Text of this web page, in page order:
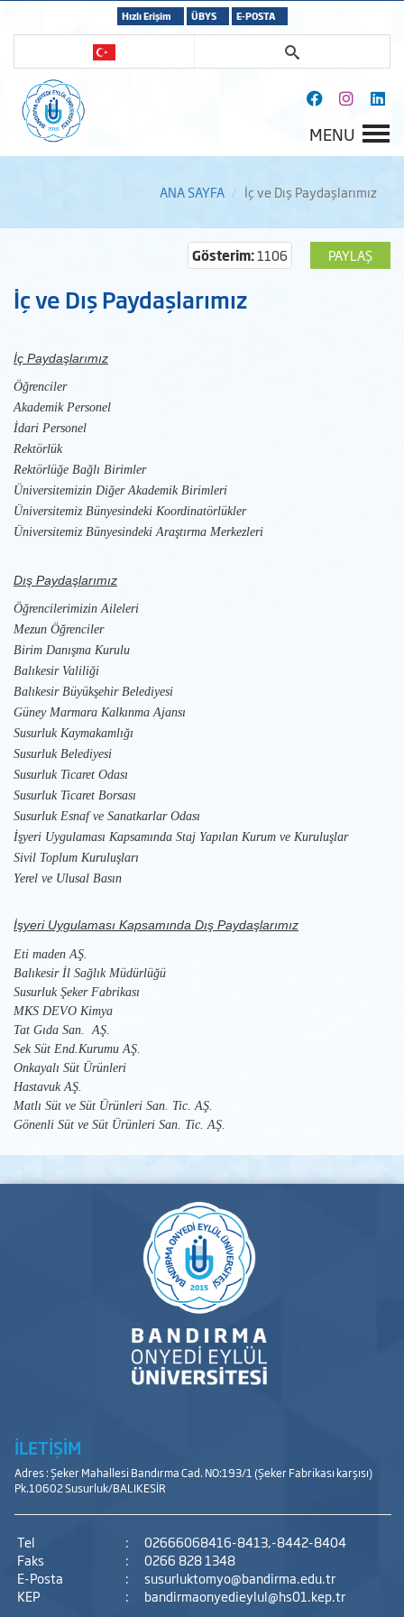
Hızlı Erişim ÜBYS E-POSTA
MENU
ANA SAYFA İç ve Dış Paydaşlarımız
PAYLAŞ
Gösterim:1106
İç ve Dış Paydaşlarımız
İç Paydaşlarımız
Öğrenciler
Akademik Personel
İdari Personel
Rektörlük
Rektörlüğe Bağlı Birimler
Üniversitemizin Diğer Akademik Birimleri
Üniversitemiz Bünyesindeki Koordinatörlükler
Üniversitemiz Bünyesindeki Araştırma Merkezleri
Dış Paydaşlarımız
Öğrencilerimizin Aileleri
Mezun Öğrenciler
Birim Danışma Kurulu
Balıkesir Valiliği
Balıkesir Büyükşehir Belediyesi
Güney Marmara Kalkınma Ajansı
Susurluk Kaymakamlığı
Susurluk Belediyesi
Susurluk Ticaret Odası
Susurluk Ticaret Borsası
Susurluk Esnaf ve Sanatkarlar Odası
İşyeri Uygulaması Kapsamında Staj Yapılan Kurum ve Kuruluşlar
Sivil Toplum Kuruluşları
Yerel ve Ulusal Basın
İşyeri Uygulaması Kapsamında Dış Paydaşlarımız
Eti maden AŞ.
Balıkesir İl Sağlık Müdürlüğü
Susurluk Şeker Fabrikası
MKS DEVO Kimya
Tat Gıda San. AŞ.
Sek Süt End.Kurumu AŞ.
Onkayalı Süt Ürünleri
Hastavuk AŞ.
Matlı Süt ve Süt Ürünleri San. Tic. AŞ.
Gönenli Süt ve Süt Ürünleri San. Tic. AŞ.
İLETİŞİM
Adres : Şeker Mahallesi Bandırma Cad. NO:193/1 (Şeker Fabrikası karşısı)
Pk.10602 Susurluk/BALIKESİR
Tel :
02666068416-8413,-8442-8404
Faks
:
0266 828 1348
E-Posta
:
susurluktomyo@bandirma.edu.tr
KEP
: bandirmaonyedieylul@hs01.kep.tr